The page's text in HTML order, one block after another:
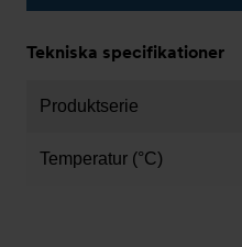
Tekniska specifikationer
Produktserie
Temperatur (°C)